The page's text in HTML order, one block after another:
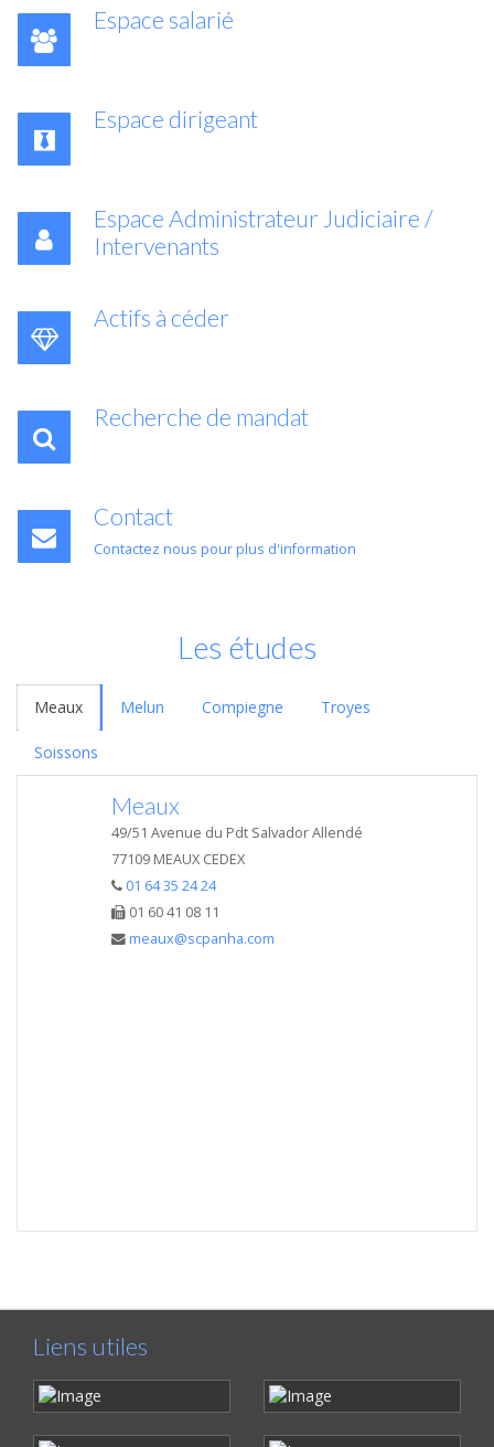
Espace salarié
Espace dirigeant
Espace Administrateur Judiciaire /
Intervenants
Actifs à céder
Recherche de mandat
Contact
Contactez nous pour plus d'information
Les études
Meaux Melun Compiegne Troyes
Soissons
Meaux
49/51 Avenue du Pdt Salvador Allendé
77109 MEAUX CEDEX
01 64 35 24 24
01 60 41 08 11
meaux@scpanha.com
Liens utiles